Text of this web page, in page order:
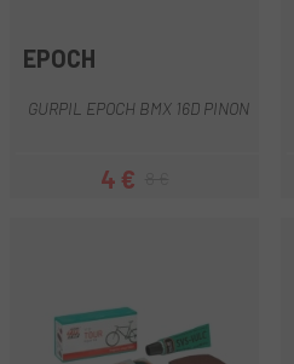
EPOCH
GURPIL EPOCH BMX 16D PINON
Preis
4 €Regulärer Preis